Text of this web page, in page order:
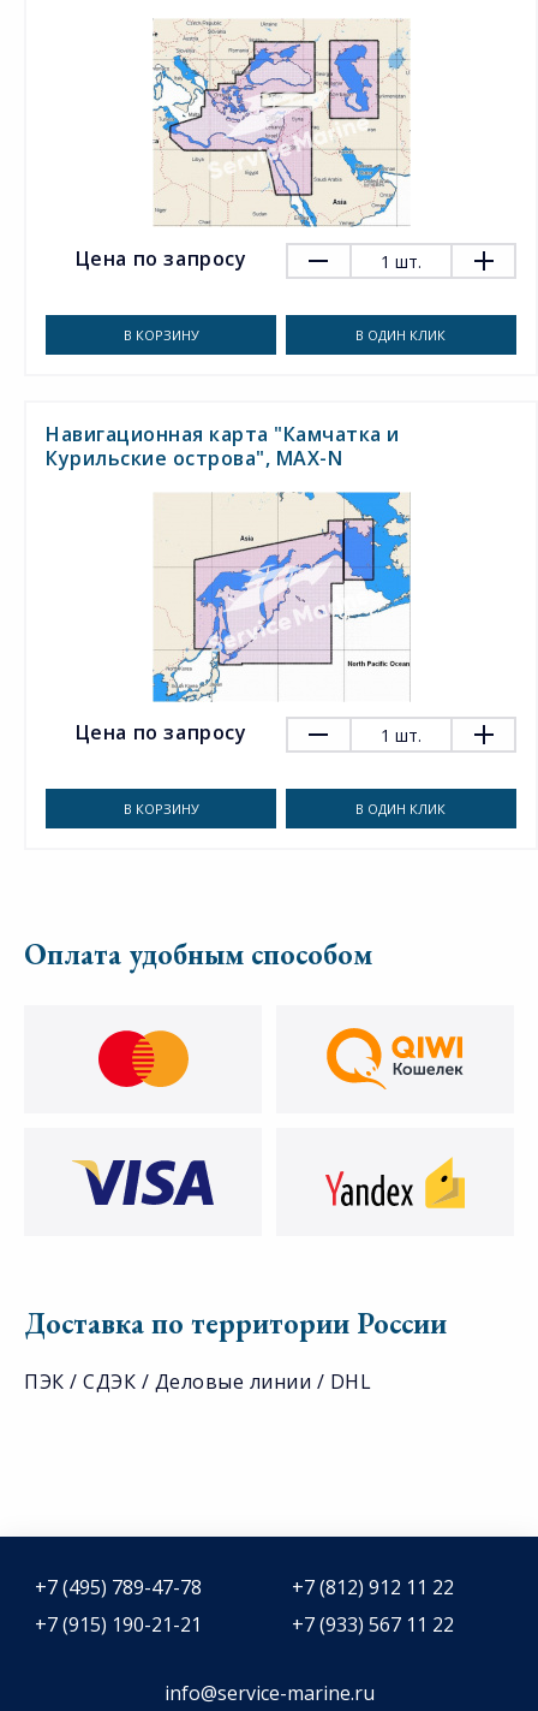
Цена по запросу 1 шт.
В КОРЗИНУ В ОДИН КЛИК
Навигационная карта "Камчатка и
Курильские острова", MAX-N
Цена по запросу 1 шт.
В КОРЗИНУ В ОДИН КЛИК
Оплата удобным способом
Доставка по территории России
ПЭК / СДЭК / Деловые линии / DHL
+7 (495) 789-47-78
+7 (812) 912 11 22
+7 (915) 190-21-21
+7 (933) 567 11 22
info@service-marine.ru​​